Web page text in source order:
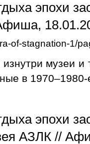
эпохи
of-stagnation-1/
музеи и
в
эпохи
АЗЛК //